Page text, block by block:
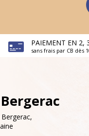
PAIEMENT EN 2,
sans frais par CB dès